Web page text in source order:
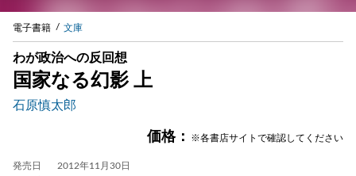
電子書籍 文庫
わが政治への反回想
国家なる幻影 上
石原慎太郎
価格： ※各書店サイトで確認してください
発売日
2012年11月30日